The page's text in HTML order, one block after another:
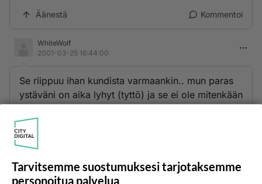
Äänestä Kommentoi
WhiteWolf
2001-03-25 16:44:00
Se riippuu ihan kundista varmaankin.. mun paras
ystäväni on aika lyhyt (tyttö) ja se ei ole mitenkään
kanssa jos hän olisi halunnut..
Tarvitsemme suostumuksesi tarjotaksemme
personoitua palvelua